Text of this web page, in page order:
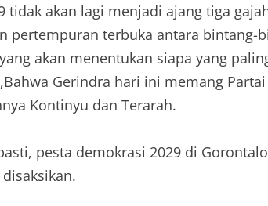
tidak akan lagi menjadi ajang tiga
pertempuran terbuka antara bintang-
akan menentukan siapa yang
Gerindra hari ini memang
Kontinyu dan Terarah.
pesta demokrasi 2029 di